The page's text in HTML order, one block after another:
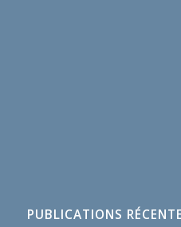
PUBLICATIONS